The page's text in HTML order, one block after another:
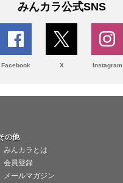
みんカラ公式SNS
Facebook X Instagram
の他
みんカラとは
会員登録
メールマガジン